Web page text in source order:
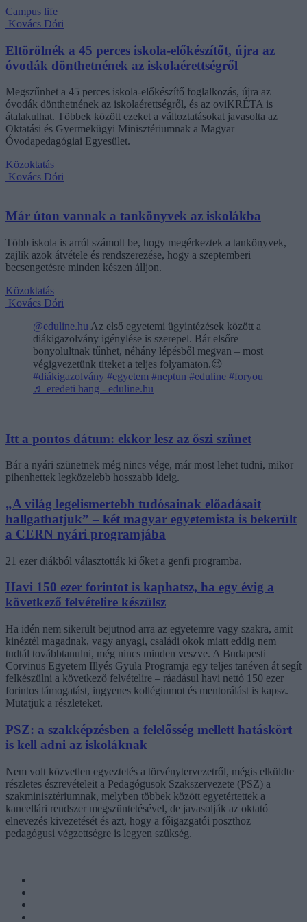
Campus life
Kovács Dóri
Eltörölnék a 45 perces iskola-előkészítőt, újra az
óvodák dönthetnének az iskolaérettségről
Megszűnhet a 45 perces iskola-előkészítő foglalkozás, újra az
óvodák dönthetnének az iskolaérettségről, és az oviKRÉTA is
átalakulhat. Többek között ezeket a változtatásokat javasolta az
Oktatási és Gyermekügyi Minisztériumnak a Magyar
Óvodapedagógiai Egyesület.
Közoktatás
Kovács Dóri
Már úton vannak a tankönyvek az iskolákba
Több iskola is arról számolt be, hogy megérkeztek a tankönyvek,
zajlik azok átvétele és rendszerezése, hogy a szeptemberi
becsengetésre minden készen álljon.
Közoktatás
Kovács Dóri
@eduline.hu Az első egyetemi ügyintézések között a
diákigazolvány igénylése is szerepel. Bár elsőre
bonyolultnak tűnhet, néhány lépésből megvan – most
végigvezetünk titeket a teljes folyamaton.😉
#diákigazolvány #egyetem #neptun #eduline #foryou
♬ eredeti hang - eduline.hu
Itt a pontos dátum: ekkor lesz az őszi szünet
Bár a nyári szünetnek még nincs vége, már most lehet tudni, mikor
pihenhettek legközelebb hosszabb ideig.
„A világ legelismertebb tudósainak előadásait
hallgathatjuk” – két magyar egyetemista is bekerült
a CERN nyári programjába
21 ezer diákból választották ki őket a genfi programba.
Havi 150 ezer forintot is kaphatsz, ha egy évig a
következő felvételire készülsz
Ha idén nem sikerült bejutnod arra az egyetemre vagy szakra, amit
kinéztél magadnak, vagy anyagi, családi okok miatt eddig nem
tudtál továbbtanulni, még nincs minden veszve. A Budapesti
Corvinus Egyetem Illyés Gyula Programja egy teljes tanéven át segít
felkészülni a következő felvételire – ráadásul havi nettó 150 ezer
forintos támogatást, ingyenes kollégiumot és mentorálást is kapsz.
Mutatjuk a részleteket.
PSZ: a szakképzésben a felelősség mellett hatáskört
is kell adni az iskoláknak
Nem volt közvetlen egyeztetés a törvénytervezetről, mégis elküldte
részletes észrevételeit a Pedagógusok Szakszervezete (PSZ) a
szakminisztériumnak, melyben többek között egyetértettek a
kancellári rendszer megszüntetésével, de javasolják az oktató
elnevezés kivezetését és azt, hogy a főigazgatói poszthoz
pedagógusi végzettségre is legyen szükség.